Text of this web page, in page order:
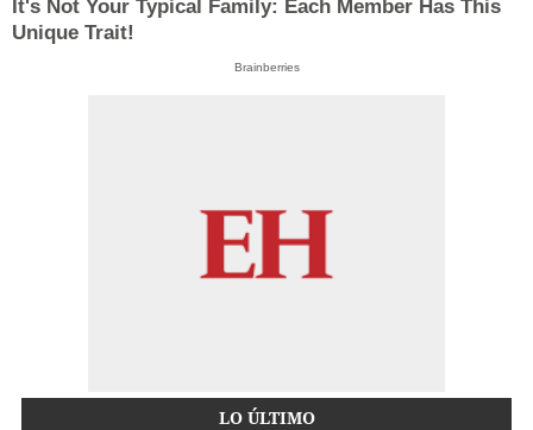
It's Not Your Typical Family: Each Member Has This
Unique Trait!
Brainberries
LO ÚLTIMO